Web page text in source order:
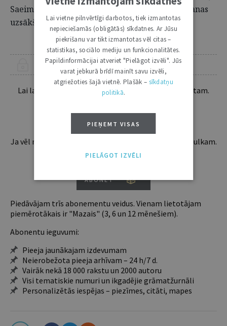
Saeimas lēmums par piekrišanu kriminālvajāšanas
uzsākšanai pret Saeimas deputātu u.
ŠIS RAKSTS PIEEJAMS “JURISTA VĀRDA” ABONENTIEM
Lai lasītu šo rakstu tālāk, Tev jābūt žurnāla abonentam.
Ja vēl neesi abonents, aicinām pievienoties lasītāju pulkam.
Iegūsi tūlītēju piekļuvi digitālajam saturam!
ABONĒT
Piedāvājam trīs abonementu veidus. Vienam lietotājam
piemērotākais ir "Mazais" (3, 6 un 12 mēnešiem).
Abonentu ieguvumi:
Pieeja jaunākajam izdevumam
Neierobežota pieeja arhīvam – 24 h/7 d.
Vairāk nekā 18 000 rakstu un 2000 autoru
Visi tematiskie numuri un ikgadējie grāmatžurnāli
Personalizētās iespējas – piezīmes, citāti, mapes
Lai vietne pilnvērtīgi darbotos, tiek izmantotas
nepieciešamās (obligātās) sīkdatnes. Ar Jūsu
piekrišanu var tikt izmantotas vēl citas –
statistikas, sociālo mediju un funkcionalitātes.
Papildinformācijai atveriet "Pielāgot izvēli". Jūs
varat jebkurā brīdī mainīt savu izvēli,
atgriežoties šajā vietnē. Plašāk – sīkdatņu
politikā.
PIEŅEMT VISAS
PIELĀGOT IZVĒLI